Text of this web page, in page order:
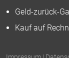
Geld-zurück-
Kauf auf